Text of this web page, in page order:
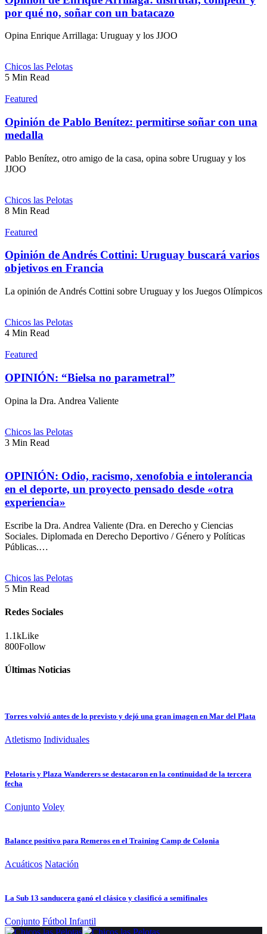
por qué no, soñar con un batacazo
Opina Enrique Arrillaga: Uruguay y los JJOO
Chicos las Pelotas
5 Min Read
Featured
Opinión de Pablo Benítez: permitirse soñar con una
medalla
Pablo Benítez, otro amigo de la casa, opina sobre Uruguay y los
JJOO
Chicos las Pelotas
8 Min Read
Featured
Opinión de Andrés Cottini: Uruguay buscará varios
objetivos en Francia
La opinión de Andrés Cottini sobre Uruguay y los Juegos Olímpicos
Chicos las Pelotas
4 Min Read
Featured
OPINIÓN: “Bielsa no parametral”
Opina la Dra. Andrea Valiente
Chicos las Pelotas
3 Min Read
OPINIÓN: Odio, racismo, xenofobia e intolerancia
en el deporte, un proyecto pensado desde «otra
experiencia»
Escribe la Dra. Andrea Valiente (Dra. en Derecho y Ciencias
Sociales. Diplomada en Derecho Deportivo / Género y Políticas
Públicas.…
Chicos las Pelotas
5 Min Read
Redes Sociales
1.1kLike
800Follow
Últimas Noticias
Torres volvió antes de lo previsto y dejó una gran imagen en Mar del Plata
Atletismo Individuales
Pelotaris y Plaza Wanderers se destacaron en la continuidad de la tercera
fecha
Conjunto Voley
Balance positivo para Remeros en el Training Camp de Colonia
Acuáticos Natación
La Sub 13 sanducera ganó el clásico y clasificó a semifinales
Conjunto Fútbol Infantil